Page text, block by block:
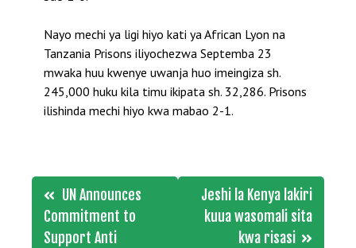
Nayo mechi ya ligi hiyo kati ya African Lyon na
Tanzania Prisons iliyochezwa Septemba 23
mwaka huu kwenye uwanja huo imeingiza sh.
245,000 huku kila timu ikipata sh. 32,286. Prisons
ilishinda mechi hiyo kwa mabao 2-1.
Post
navigation
UN Announces
Commitment to
Support Anti
Jeshi la Kenya lakiri
kuua wasomali sita
kwa risasi